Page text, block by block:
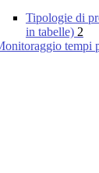
Tipologie di
in tabelle) 2
tempi